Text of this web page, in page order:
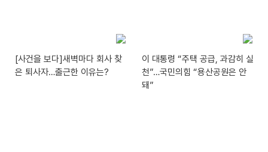
[사건을 보다]새벽마다 회사 찾
은 퇴사자…출근한 이유는?
이 대통령 “주택 공급, 과감히 실
천”…국민의힘 “용산공원은 안
돼”